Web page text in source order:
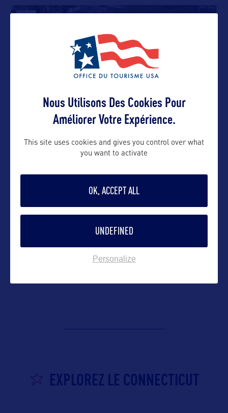
Originellement habitée par la Nation amérindienne
des Quinnipiacks, New…
SITE CULTUREL
Mark Twain Museum
…
EXPLOREZ LE CONNECTICUT
Nous Utilisons Des Cookies Pour
Améliorer Votre Expérience.
This site uses cookies and gives you control over what
you want to activate
OK, ACCEPT ALL
UNDEFINED
Personalize